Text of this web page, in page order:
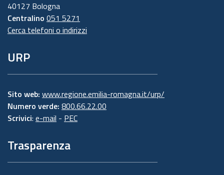
40127 Bologna
Centralino 051 5271
Cerca telefoni o indirizzi
URP
Sito web: www.regione.emilia-romagna.it/urp/
Numero verde: 800.66.22.00
Scrivici: e-mail - PEC
Trasparenza